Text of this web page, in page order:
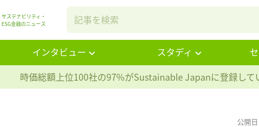
サステナビリティ・
ESG金融のニュース
インタビュー スタディ
時価総額上位100社の97%がSustainable Japanに登録して
公開